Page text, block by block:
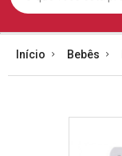
Início Bebês